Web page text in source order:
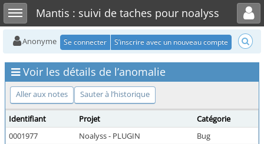
Toggle sidebarMantis : suivi de taches pour noalyss
Toggle user menu
Anonyme Se connecter S’inscrire avec un nouveau compte
Voir les détails de l’anomalie
Aller aux notes Sauter à l’historique
Identifiant Projet
Catégorie
0001977
Noalyss - PLUGIN Bug